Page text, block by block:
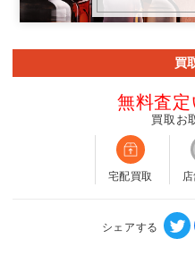
買
無料査
買取お
宅配買取
シェアする